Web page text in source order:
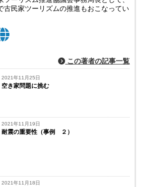
古民家ツーリズムの推進もおこなってい
この著者の記事一覧
2021年11月25日
空き家問題に挑む
2021年11月19日
耐震の重要性（事例 ２）
2021年11月18日